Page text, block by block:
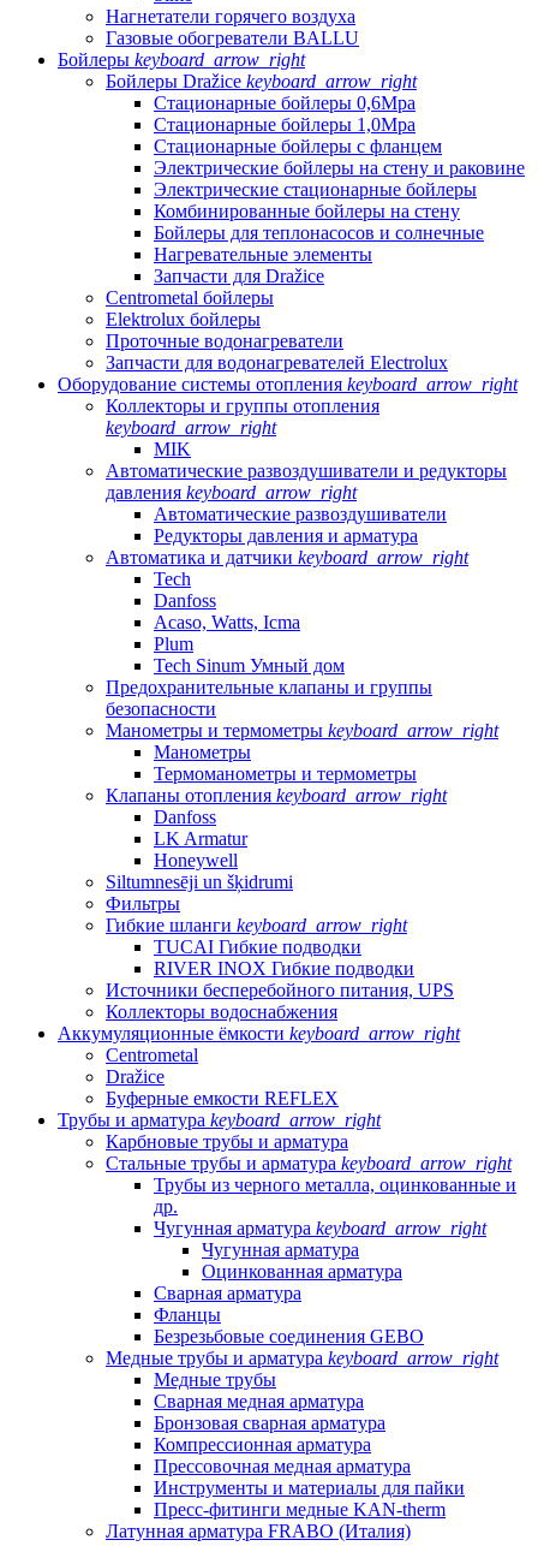
Нагнетатели горячего воздуха
Газовые обогреватели BALLU
Бойлеры keyboard_arrow_right
Бойлеры Dražice keyboard_arrow_right
Стационарные бойлеры 0,6Mpa
Стационарные бойлеры 1,0Mpa
Стационарные бойлеры с фланцем
Электрические бойлеры на стену и раковине
Электрические стационарные бойлеры
Комбинированные бойлеры на стену
Бойлеры для теплонасосов и солнечные
Нагревательные элементы
Запчасти для Dražice
Centrometal бойлеры
Elektrolux бойлеры
Проточные водонагреватели
Запчасти для водонагревателей Electrolux
Оборудование системы отопления keyboard_arrow_right
Коллекторы и группы отопления
keyboard_arrow_right
MIK
Автоматические развоздушиватели и редукторы
давления keyboard_arrow_right
Автоматические развоздушиватели
Редукторы давления и арматура
Автоматика и датчики keyboard_arrow_right
Tech
Danfoss
Acaso, Watts, Icma
Plum
Tech Sinum Умный дом
Предохранительные клапаны и группы
безопасности
Манометры и термометры keyboard_arrow_right
Манометры
Термоманометры и термометры
Клапаны отопления keyboard_arrow_right
Danfoss
LK Armatur
Honeywell
Siltumnesēji un šķidrumi
Фильтры
Гибкие шланги keyboard_arrow_right
TUCAI Гибкие подводки
RIVER INOX Гибкие подводки
Источники бесперебойного питания, UPS
Коллекторы водоснабжения
Аккумуляционные ёмкости keyboard_arrow_right
Centrometal
Dražice
Буферные емкости REFLEX
Трубы и арматура keyboard_arrow_right
Карбновые трубы и арматура
Стальные трубы и арматура keyboard_arrow_right
Трубы из черного металла, оцинкованные и
др.
Чугунная арматура keyboard_arrow_right
Чугунная арматура
Оцинкованная арматура
Сварная арматура
Фланцы
Безрезьбовые соединения GEBO
Медные трубы и арматура keyboard_arrow_right
Медные трубы
Сварная медная арматура
Бронзовая сварная арматура
Компрессионная арматура
Прессовочная медная арматура
Инструменты и материалы для пайки
Пресс-фитинги медные KAN-therm
Латунная арматура FRABO (Италия)